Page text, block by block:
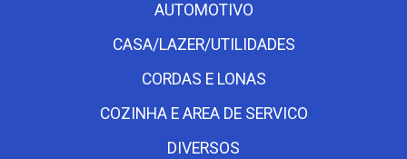
AUTOMOTIVO
CASA/LAZER/UTILIDADES
CORDAS E LONAS
COZINHA E AREA DE SERVICO
DIVERSOS